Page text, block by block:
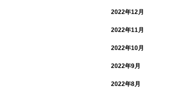
2022年12月
2022年11月
2022年10月
2022年9月
2022年8月